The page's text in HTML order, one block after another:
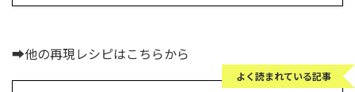
➡他の再現レシピはこちらから
よく読まれている記事